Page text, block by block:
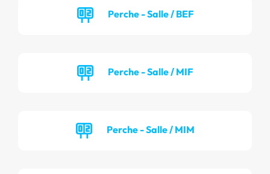
Perche - Salle / BEF
Perche - Salle / MIF
Perche - Salle / MIM